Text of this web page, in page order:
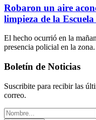
Robaron un aire
limpieza de la
El hecho ocurrió en la
presencia policial en la zona.
Boletín de Noticias
Suscribite para recibir las
correo.